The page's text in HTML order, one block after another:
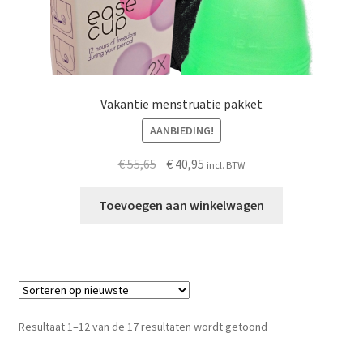
Vakantie menstruatie pakket
AANBIEDING!
€55,65 Oorspronkelijke
was:
€ 40,95 Huidige
is:
incl. BTW
Toevoegen aan winkelwagen
Resultaat 1–12 van de 17 resultaten wordt getoondGesorteerd